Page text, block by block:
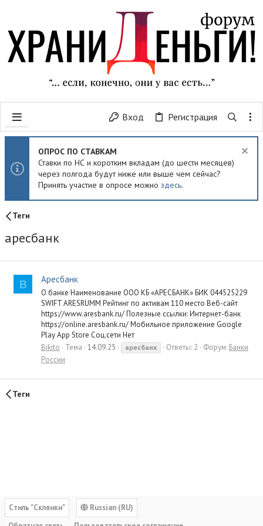
Вход Регистрация
ОПРОС ПО СТАВКАМ
Ставки по НС и коротким вкладам (до шести месяцев)
через полгода будут ниже или выше чем сейчас?
Принять участие в опросе можно здесь.
Теги
аресбанк
B Аресбанк
О банке Наименование ООО КБ «АРЕСБАНК» БИК 044525229
SWIFT ARESRUMM Рейтинг по активам 110 место Веб-сайт
https://www.aresbank.ru/ Полезные ссылки: Интернет-банк
https://online.aresbank.ru/ Мобильное приложение Google
Play App Store Соц.сети Нет
Bikito
Тема 14.09.25 аресбанк Ответы: 2 Форум: Банки
России
Теги
Cтиль "Склянки"
Russian (RU)